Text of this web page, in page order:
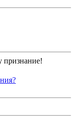
признание!